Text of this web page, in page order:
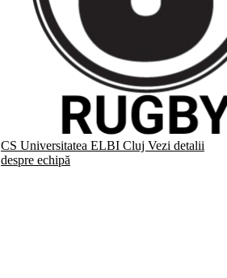
CS Universitatea ELBI Cluj Vezi detalii
despre echipă